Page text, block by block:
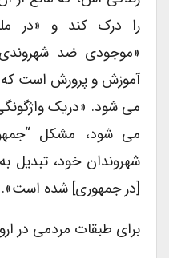
را درک کند و «در
«موجودی ضد
آموزش و پرورش است که
می شود. «دریک
می شود، مشکل
شهروندان خود،
[در جمهوری] شده است».
برای طبقات مردمی در اروپا